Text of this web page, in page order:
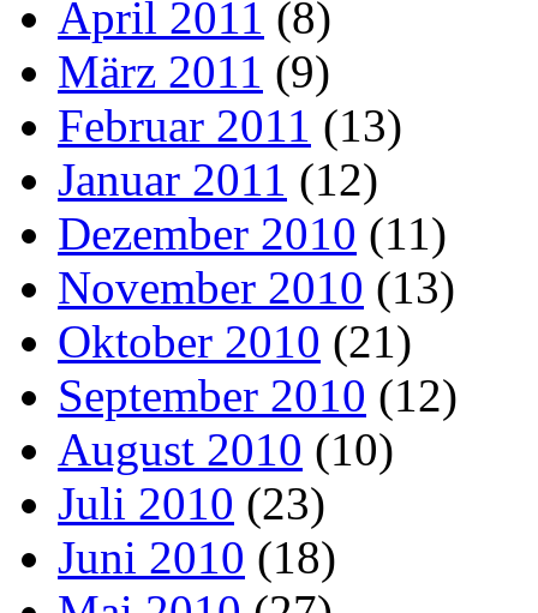
April 2011 (8)
März 2011 (9)
Februar 2011 (13)
Januar 2011 (12)
Dezember 2010 (11)
November 2010 (13)
Oktober 2010 (21)
September 2010 (12)
August 2010 (10)
Juli 2010 (23)
Juni 2010 (18)